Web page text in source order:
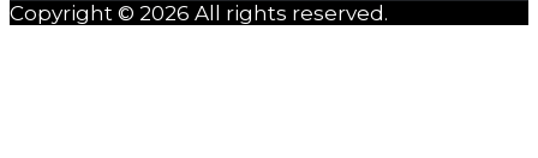
Copyright © 2026 All rights reserved.